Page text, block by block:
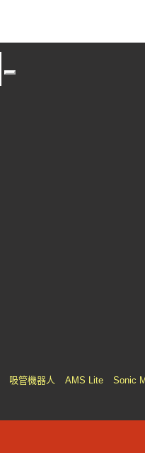
吸管機器人 AMS Lite Sonic